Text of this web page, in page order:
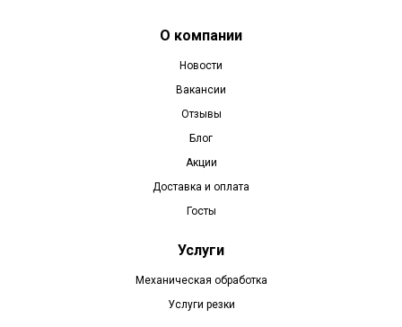
О компании
Новости
Вакансии
Отзывы
Блог
Акции
Доставка и оплата
Госты
Услуги
Механическая обработка
Услуги резки